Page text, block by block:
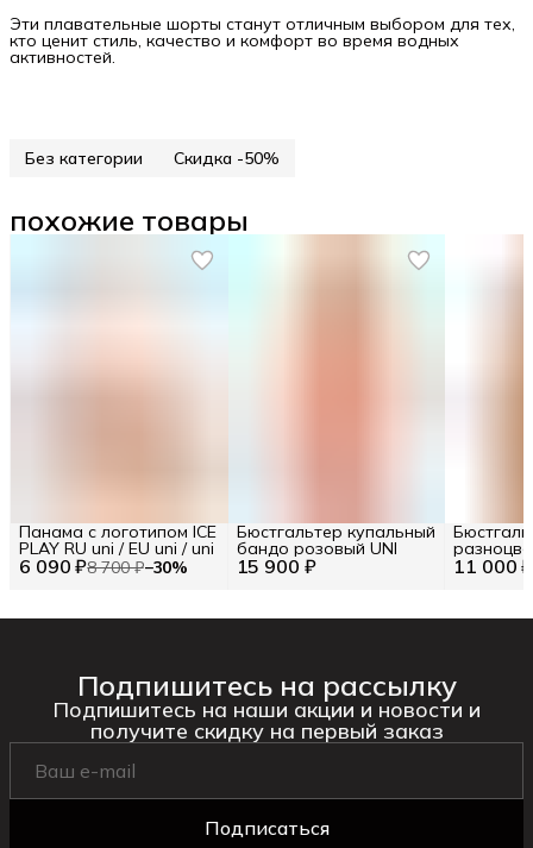
Эти плавательные шорты станут отличным выбором для тех,
кто ценит стиль, качество и комфорт во время водных
активностей.
Без категории Скидка -50%
похожие товары
6 090 ₽8 700 ₽−30%
Панама с логотипом ICE
PLAY RU uni / EU uni / uni
15 900 ₽
Бюстгальтер купальный
бандо розовый UNI
11 000 ₽
принтом
Подпишитесь на рассылку
Подпишитесь на наши акции и новости и
получите скидку на первый заказ
Подписаться